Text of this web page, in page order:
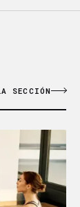
SECCIÓN